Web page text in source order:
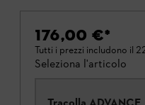
176,00 €*
Tutti i prezzi includono il
Seleziona l'articolo